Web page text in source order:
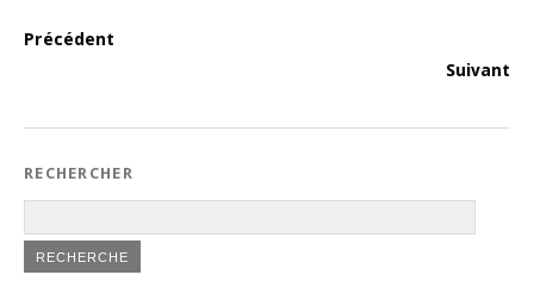
Précédent
Suivant
RECHERCHER